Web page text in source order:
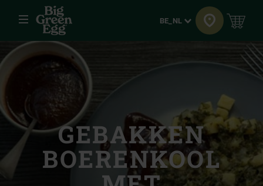
Menu Taal
BE_NL
GEBAKKEN
BOERENKOOL